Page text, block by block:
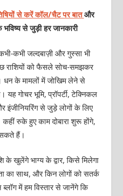
से करें कॉल/चैट पर बातऔर
से जुड़ी हर जानकारी
कभी जल्दबाज़ी और गुस्सा भी
राशियों को फैसले सोच-समझकर
धन के मामलों में जोखिम लेने से
यह गोचर भूमि, प्रॉपर्टी, टेक्निकल
इंजीनियरिंग से जुड़े लोगों के लिए
रुके हुए काम दोबारा शुरू होंगे,
हैं।
के खुलेंगे भाग्य के द्वार, किसे मिलेगा
का साथ, और किन लोगों को सतर्क
में हम विस्तार से जानेंगे कि